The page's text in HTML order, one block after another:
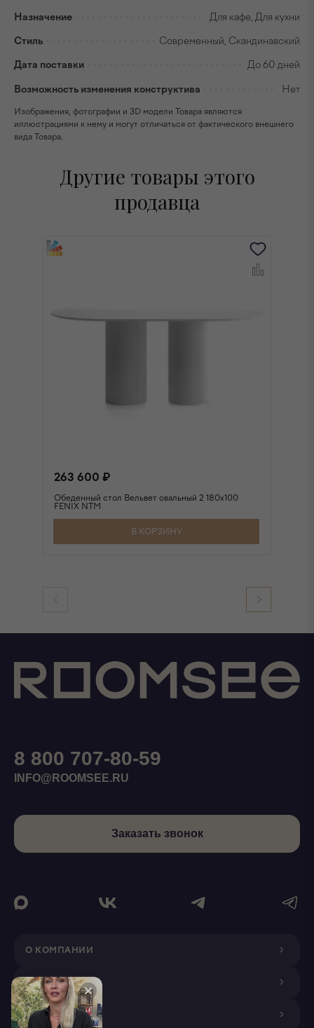
Назначение Для кафе, Для кухни
Стиль Современный, Скандинавский
Дата поставки До 60 дней
Возможность изменения конструктива Нет
Изображения, фотографии и 3D модели Товара являются
иллюстрациями к нему и могут отличаться от фактического внешнего
вида Товара.
Другие товары этого
продавца
263 600 ₽
Обеденный стол Вельвет овальный 2 180х100
FENIX NTM
В КОРЗИНУ
О КОМПАНИИ
ДИЗАЙНЕРАМ
ПОКУПАТЕЛЯМ
8 800 707-80-59
INFO@ROOMSEE.RU
Заказать звонок